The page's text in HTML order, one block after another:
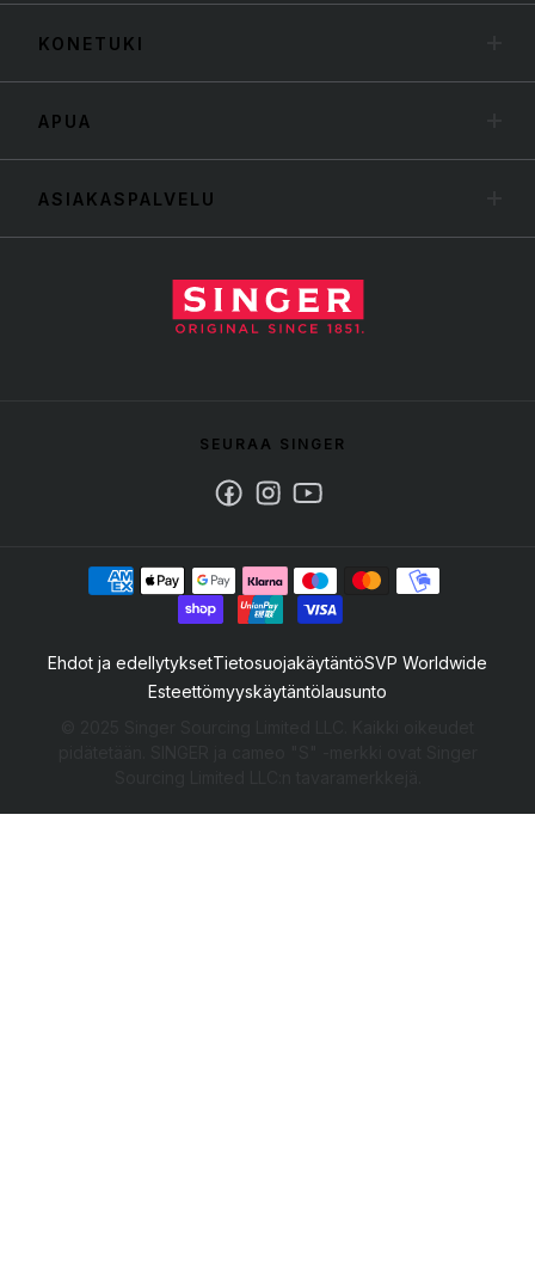
KONETUKI
APUA
ASIAKASPALVELU
SEURAA SINGER
Ehdot ja edellytyksetTietosuojakäytäntöSVP Worldwide
Esteettömyyskäytäntölausunto